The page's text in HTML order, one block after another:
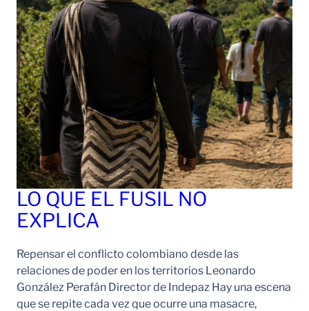
LO QUE EL FUSIL NO
EXPLICA
Repensar el conflicto colombiano desde las
relaciones de poder en los territorios Leonardo
González Perafán Director de Indepaz Hay una escena
que se repite cada vez que ocurre una masacre,